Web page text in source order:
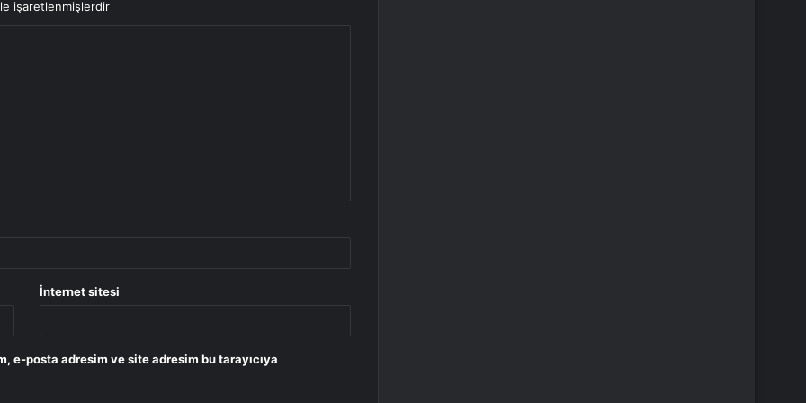
işaretlenmişlerdir
İnternet sitesi
e-posta adresim ve site adresim bu tarayıcıya